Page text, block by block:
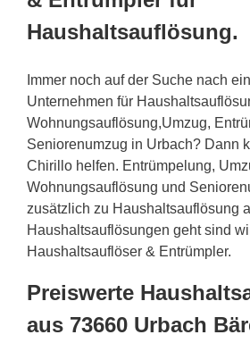
Haushaltsauflösung.
Immer noch auf der Suche nach
Unternehmen für
Wohnungsauflösung,Umzug,
Seniorenumzug in Urbach? Dann
Chirillo helfen. Entrümpelung,
Wohnungsauflösung und
zusätzlich zu Haushaltsauflösung
Haushaltsauflösungen geht sind
Haushaltsauflöser & Entrümpler.
Preiswerte
aus 73660 Urbach